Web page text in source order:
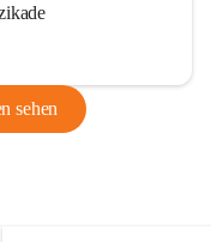
sehen